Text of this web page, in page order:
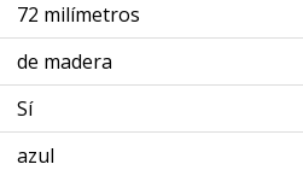
72 milímetros
de madera
Sí
azul